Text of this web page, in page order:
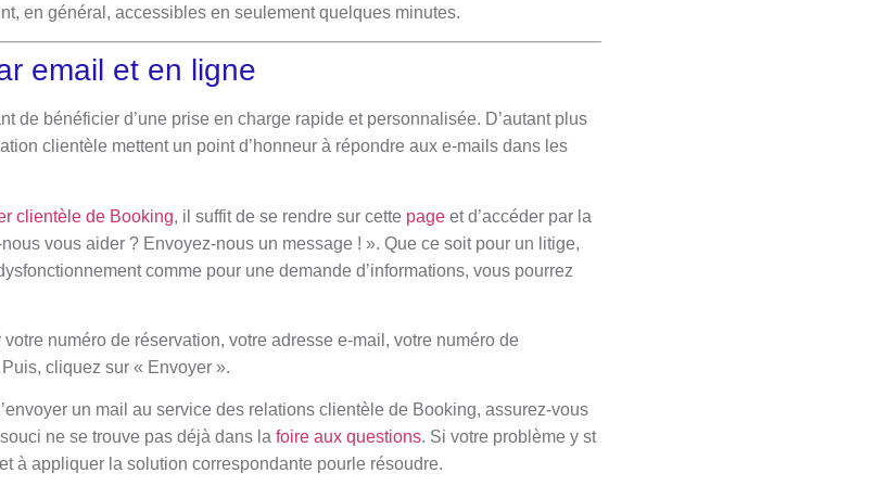
en général, accessibles en seulement quelques minutes.
email et en ligne
de bénéficier d’une prise en charge rapide et personnalisée. D’autant plus
clientèle mettent un point d’honneur à répondre aux e-mails dans les
clientèle de Booking, il suffit de se rendre sur cette page et d’accéder par la
vous aider ? Envoyez-nous un message ! ». Que ce soit pour un litige,
comme pour une demande d’informations, vous pourrez
numéro de réservation, votre adresse e-mail, votre numéro de
cliquez sur « Envoyer ».
un mail au service des relations clientèle de Booking, assurez-vous
ne se trouve pas déjà dans la foire aux questions. Si votre problème y st
à appliquer la solution correspondante pourle résoudre.